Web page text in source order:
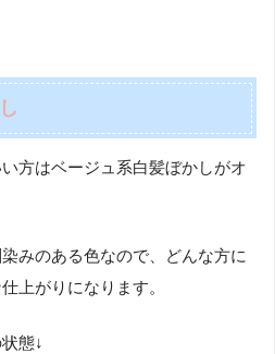
方はベージュ系白髪ぼかしがオ
みのある色なので、どんな方に
上がりになります。
態↓